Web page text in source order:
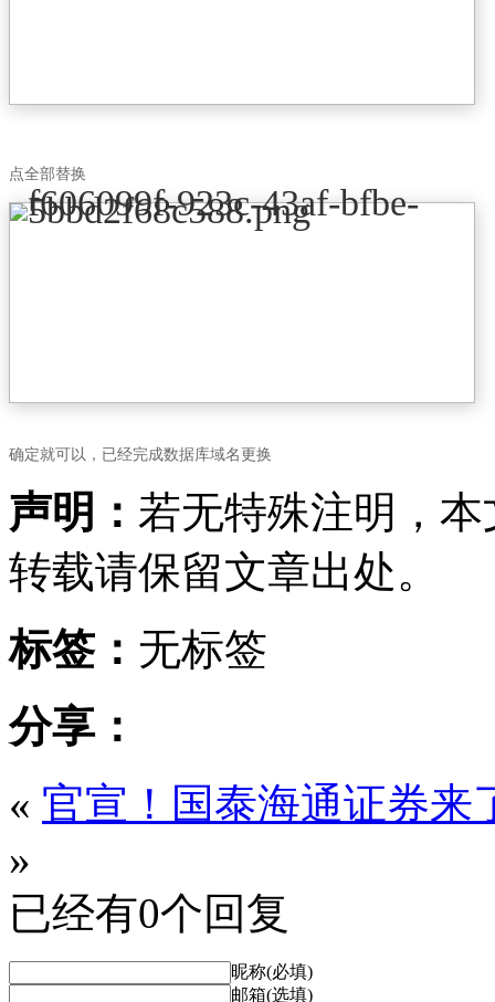
点全部替换
确定就可以，已经完成数据库域名更换
声明： 若无特殊注明，
转载请保留文章出处。
标签： 无标签
分享：
« 官宣！国泰海通证券来
»
已经有0个回复
昵称(必填)
邮箱(选填)